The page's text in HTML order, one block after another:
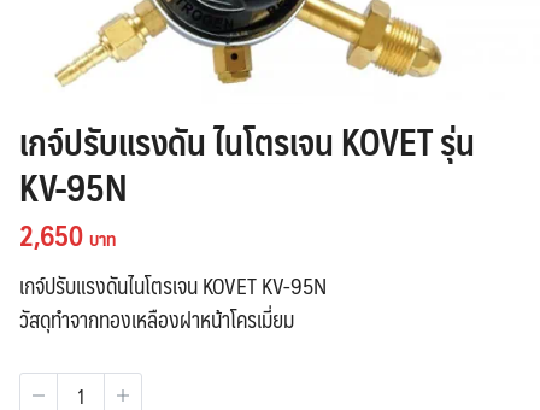
เกจ์ปรับแรงดัน ไนโตรเจน KOVET รุ่น
KV-95N
2,650
เกจ์ปรับแรงดันไนโตรเจน KOVET KV-95N
วัสดุทำจากทองเหลืองฝาหน้าโครเมี่ยม
จำนวน